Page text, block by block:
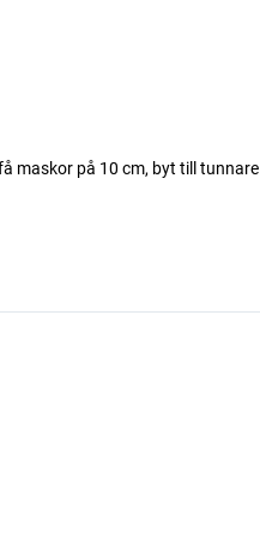
maskor på 10 cm, byt till tunnare